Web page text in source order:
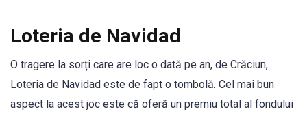
Loteria de Navidad
O tragere la sorți care are loc o dată pe an, de Crăciun,
Loteria de Navidad este de fapt o tombolă. Cel mai bun
aspect la acest joc este că oferă un premiu total al fondului